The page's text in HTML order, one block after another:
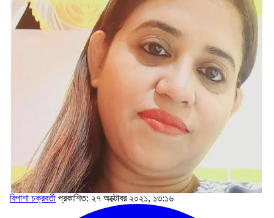
বিপাশা চক্রবর্তী প্রকাশিত: ২৭ অক্টোবর ২০২১, ১৩:১৬